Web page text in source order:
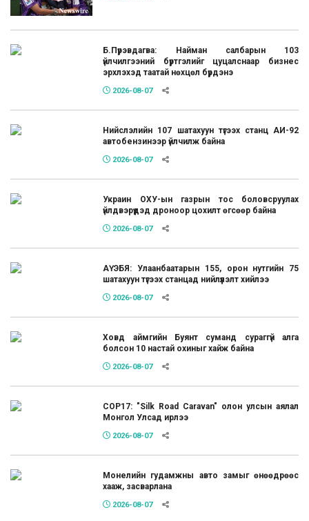
Б.Пүрэвдагва: Найман салбарын 103
үйлчилгээний бүртгэлийг цуцалснаар бизнес
эрхлэхэд таатай нөхцөл бүрдэнэ
2026-08-07
Нийслэлийн 107 шатахуун түгээх станц АИ-92
автобензинээр үйлчилж байна
2026-08-07
Украин ОХУ-ын газрын тос боловсруулах
үйлдвэрүүдэд дроноор цохилт өгсөөр байна
2026-08-07
АҮЭБЯ: Улаанбаатарын 155, орон нутгийн 75
шатахуун түгээх станцад нийлүүлэлт хийлээ
2026-08-07
Ховд аймгийн Буянт суманд сураггүй алга
болсон 10 настай охиныг хайж байна
2026-08-07
COP17: "Silk Road Caravan" олон улсын аялал
Монгол Улсад ирлээ
2026-08-07
Монелийн гудамжны авто замыг өнөөдрөөс
хааж, засварлана
2026-08-07